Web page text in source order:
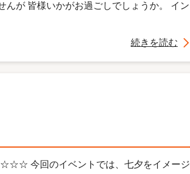
んが 皆様いかがお過ごしでしょうか。 イン
続きを読む
☆☆☆ 今回のイベントでは、七夕をイメージ